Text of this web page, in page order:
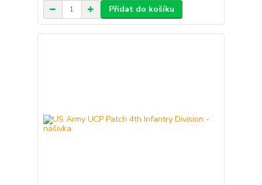
Přidat do košíku